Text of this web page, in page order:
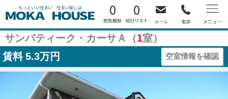
0 0
サンパティーク・カーサＡ（1室）
賃料 5.3万円 空室情報を確認